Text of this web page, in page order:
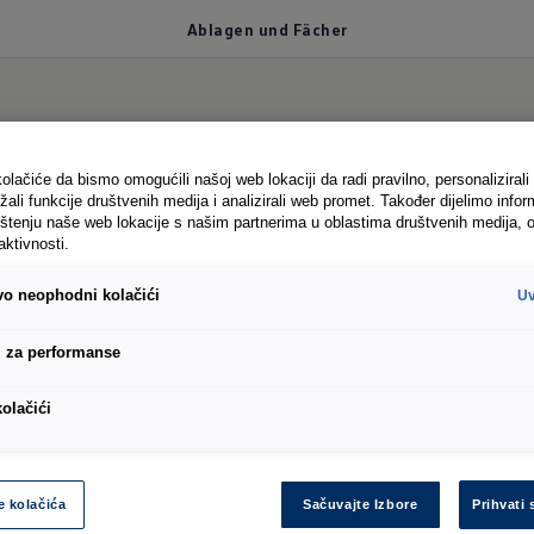
Ablagen und Fächer
za sve što vam je potrebno u vašem mobilnom
dokumenata. To je osigurano pametnim
u klasi
u tri dijela, odjeljak za linijar s prostorom za
prostora za odlaganje1
da bismo omogućili našoj web lokaciji da radi pravilno, personalizirali
funkcije društvenih medija i analizirali web promet. Također dijelimo
naše web lokacije s našim partnerima u oblastima društvenih medija,
neophodni kolačići
za performanse
kolačića Sačuvajte Izbore Prihvati